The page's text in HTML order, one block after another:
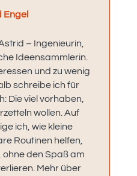
Engel
– Ingenieurin,
Ideensammlerin.
und zu wenig
schreibe ich für
Die viel vorhaben,
wollen. Auf
ich, wie kleine
Routinen helfen,
ohne den Spaß am
Mehr über